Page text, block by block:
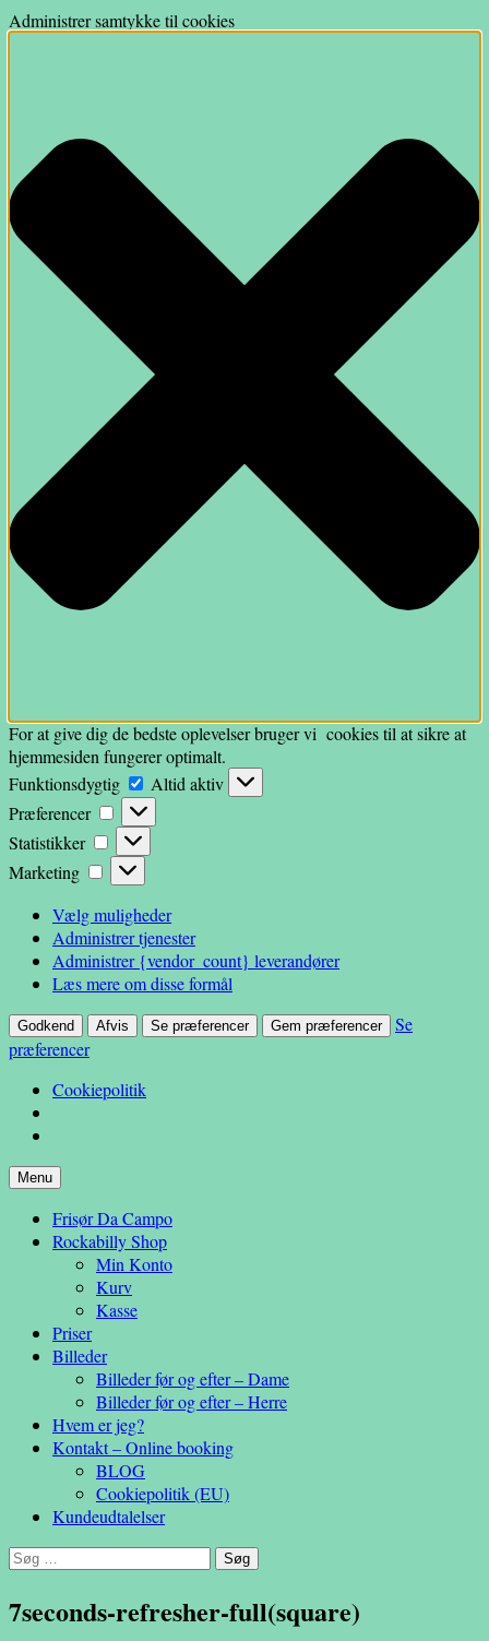
Administrer samtykke til cookies
For at give dig de bedste oplevelser bruger vi cookies til at sikre at
hjemmesiden fungerer optimalt.
Funktionsdygtig
Funktionsdygtig
Altid aktiv
Præferencer
Præferencer
Statistikker
Statistikker
Marketing
Marketing
Vælg muligheder
Administrer tjenester
Administrer {vendor_count} leverandører
Læs mere om disse formål
Godkend Afvis Se præferencer Gem præferencer
Se
præferencer
Cookiepolitik
Da Campo
– en anderledes frisøroplevelse
Menu Hop
indhold
Frisør Da Campo
Rockabilly Shop
Min Konto
Kurv
Kasse
Priser
Billeder
Billeder før og efter – Dame
Billeder før og efter – Herre
Hvem er jeg?
Kontakt – Online booking
BLOG
Cookiepolitik (EU)
Kundeudtalelser
Søg
7seconds-refresher-full(square)